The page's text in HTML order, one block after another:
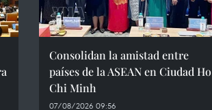
Consolidan la amistad entre
países de la ASEAN en Ciudad Ho
Chi Minh
07/08/2026 09:56